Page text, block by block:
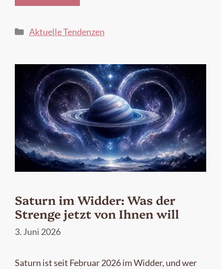
Kategorien
Aktuelle Tendenzen
Saturn im Widder: Was der
Strenge jetzt von Ihnen will
3. Juni 2026
Saturn ist seit Februar 2026 im Widder, und wer